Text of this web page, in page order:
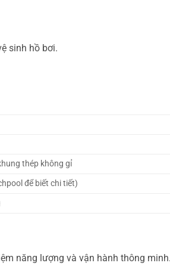
sinh hồ bơi.
thép không gỉ
để biết chi tiết)
năng lượng và vận hành thông